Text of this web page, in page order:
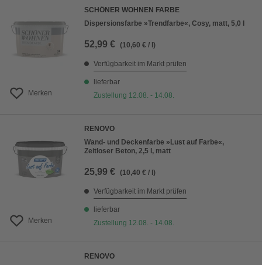
Merken
SCHÖNER WOHNEN FARBE
Dispersionsfarbe »Trendfarbe«, Cosy, matt, 5,0 l
52,99 € (10,60 € / l)
Verfügbarkeit im Markt prüfen
lieferbar
Zustellung 12.08. - 14.08.
Merken
RENOVO
Wand- und Deckenfarbe »Lust auf Farbe«,
Zeitloser Beton, 2,5 l, matt
25,99 € (10,40 € / l)
Verfügbarkeit im Markt prüfen
lieferbar
Zustellung 12.08. - 14.08.
RENOVO